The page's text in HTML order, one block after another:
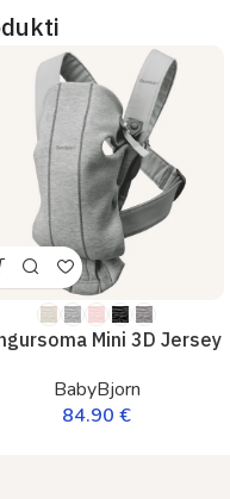
Mini 3D Jersey
BabyBjorn
84.90 €